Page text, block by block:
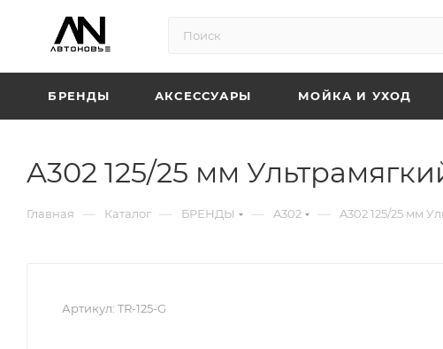
БРЕНДЫ АКСЕССУАРЫ МОЙКА И УХОД
A302 125/25 мм
Главная — Каталог — БРЕНДЫ — A302 — A302 125/25 мм
Артикул: TR-125-G